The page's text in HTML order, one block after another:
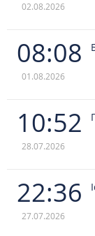
02.08.2026
08:08
01.08.2026
10:52
28.07.2026
22:36
27.07.2026